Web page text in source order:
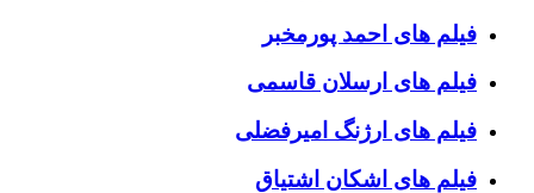
فیلم های احمد پورمخبر
فیلم های ارسلان قاسمی
فیلم های ارژنگ امیرفضلی
فیلم های اشکان اشتیاق